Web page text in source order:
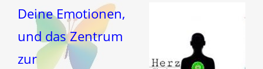
Deine Emotionen,
und das Zentrum
zur